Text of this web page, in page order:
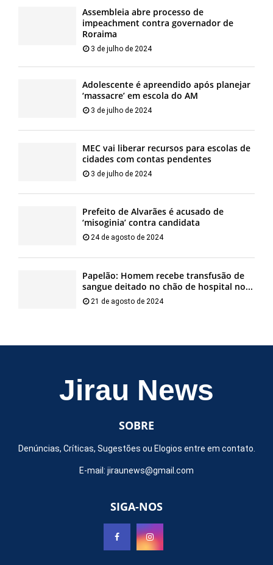
Assembleia abre processo de
impeachment contra governador de
Roraima
3 de julho de 2024
Adolescente é apreendido após planejar
‘massacre’ em escola do AM
3 de julho de 2024
MEC vai liberar recursos para escolas de
cidades com contas pendentes
3 de julho de 2024
Prefeito de Alvarães é acusado de
‘misoginia’ contra candidata
24 de agosto de 2024
Papelão: Homem recebe transfusão de
sangue deitado no chão de hospital no...
21 de agosto de 2024
Jirau News
SOBRE
Denúncias, Críticas, Sugestões ou Elogios entre em contato.
E-mail: jiraunews@gmail.com
SIGA-NOS